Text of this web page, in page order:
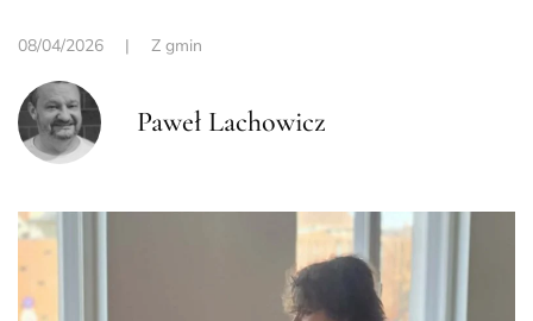
08/04/2026 | Z gmin
Paweł Lachowicz